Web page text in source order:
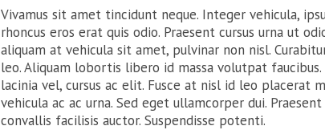
Vivamus sit amet tincidunt neque. Integer vehicula,
rhoncus eros erat quis odio. Praesent cursus urna ut
aliquam at vehicula sit amet, pulvinar non nisl.
leo. Aliquam lobortis libero id massa volutpat faucibus.
lacinia vel, cursus ac elit. Fusce at nisl id leo placerat
vehicula ac ac urna. Sed eget ullamcorper dui.
convallis facilisis auctor. Suspendisse potenti.